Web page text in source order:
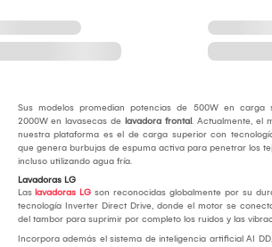
Sus modelos promedian potencias de 500W en carga
2000W en lavasecas de lavadora frontal. Actualmente, el
nuestra plataforma es el de carga superior con
que genera burbujas de espuma activa para penetrar los
incluso utilizando agua fría.
Lavadoras LG
Las lavadoras LGson reconocidas globalmente por su
tecnología Inverter Direct Drive, donde el motor se
del tambor para suprimir por completo los ruidos y las
Incorpora además el sistema de inteligencia artificial AI